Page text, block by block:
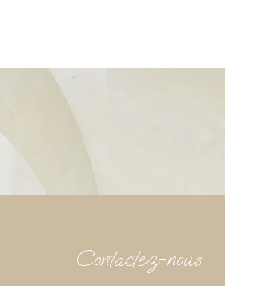
Contactez-nous